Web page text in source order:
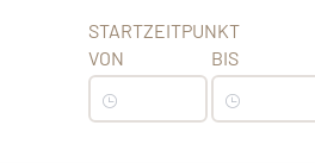
STARTZEITPUNKT
VON
BIS